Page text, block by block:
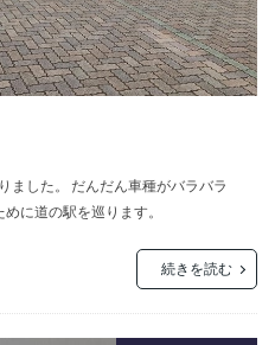
ました。 だんだん車種がバラバラ
に道の駅を巡ります。
続きを読む